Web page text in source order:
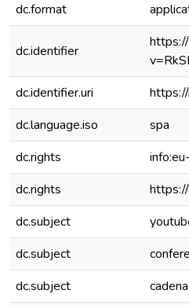
dc.format
dc.identifier
dc.identifier.uri
dc.language.iso
spa
dc.rights
dc.rights
dc.subject
dc.subject
dc.subject